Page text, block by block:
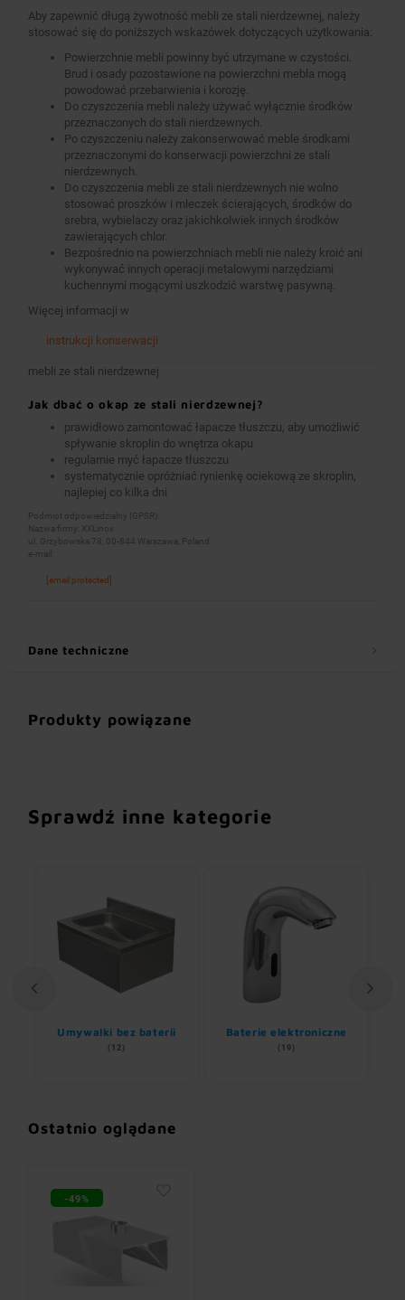
Aby zapewnić długą żywotność mebli ze stali nierdzewnej, należy
stosować się do poniższych wskazówek dotyczących użytkowania:
Powierzchnie mebli powinny być utrzymane w czystości.
Brud i osady pozostawione na powierzchni mebla mogą
powodować przebarwienia i korozję.
Do czyszczenia mebli należy używać wyłącznie środków
przeznaczonych do stali nierdzewnych.
Po czyszczeniu należy zakonserwować meble środkami
przeznaczonymi do konserwacji powierzchni ze stali
nierdzewnych.
Do czyszczenia mebli ze stali nierdzewnych nie wolno
stosować proszków i mleczek ścierających, środków do
srebra, wybielaczy oraz jakichkolwiek innych środków
zawierających chlor.
Bezpośrednio na powierzchniach mebli nie należy kroić ani
wykonywać innych operacji metalowymi narzędziami
kuchennymi mogącymi uszkodzić warstwę pasywną.
Więcej informacji w
instrukcji konserwacji
mebli ze stali nierdzewnej
Jak dbać o okap ze stali nierdzewnej?
prawidłowo zamontować łapacze tłuszczu, aby umożliwić
spływanie skroplin do wnętrza okapu
regularnie myć łapacze tłuszczu
systematycznie opróżniać rynienkę ociekową ze skroplin,
najlepiej co kilka dni
Podmiot odpowiedzialny (GPSR):
Nazwa firmy: XXLinox
ul. Grzybowska 78, 00-844 Warszawa, Poland
e-mail:
[email protected]
Dane techniczne
Produkty powiązane
Sprawdź inne kategorie
Umywalki bez baterii
(12)
Baterie elektroniczne
(19)
Ostatnio oglądane
-49%